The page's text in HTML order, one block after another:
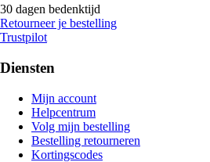
30 dagen bedenktijd
Retourneer je bestelling
Trustpilot
Diensten
Mijn account
Helpcentrum
Volg mijn bestelling
Bestelling retourneren
Kortingscodes